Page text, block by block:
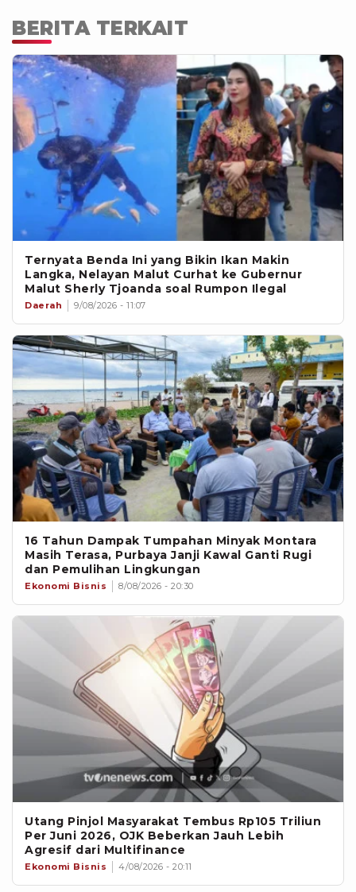
BERITA TERKAIT
Ternyata Benda Ini yang Bikin Ikan Makin
Langka, Nelayan Malut Curhat ke Gubernur
Malut Sherly Tjoanda soal Rumpon Ilegal
Daerah 9/08/2026 - 11:07
16 Tahun Dampak Tumpahan Minyak Montara
Masih Terasa, Purbaya Janji Kawal Ganti Rugi
dan Pemulihan Lingkungan
Ekonomi Bisnis 8/08/2026 - 20:30
Utang Pinjol Masyarakat Tembus Rp105 Triliun
Per Juni 2026, OJK Beberkan Jauh Lebih
Agresif dari Multifinance
Ekonomi Bisnis 4/08/2026 - 20:11